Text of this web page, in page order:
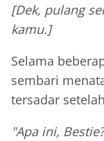
[Dek, pulang
kamu.]
Selama
sembari
tersadar
"Apa ini,